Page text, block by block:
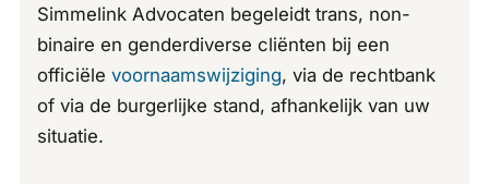
Simmelink Advocaten begeleidt trans, non-
binaire en genderdiverse cliënten bij een
officiële voornaamswijziging, via de rechtbank
of via de burgerlijke stand, afhankelijk van uw
situatie.